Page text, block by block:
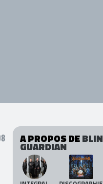
A PROPOS DEBLIND
GUARDIAN